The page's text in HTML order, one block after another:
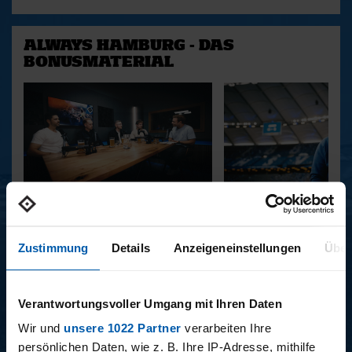
Zustimmung Details Anzeigeneinstellungen
Verantwortungsvoller Umgang mit Ihren Daten
Wir und unsere 1022 Partner verarbeiten Ihre
persönlichen Daten, wie z. B. Ihre IP-Adresse, mithilfe
ALWAYS HAMBURG - DAS
BONUSMATERIAL
15.12.2025 11.12.2025
BUNDESLIGA SAISON 2025/2026